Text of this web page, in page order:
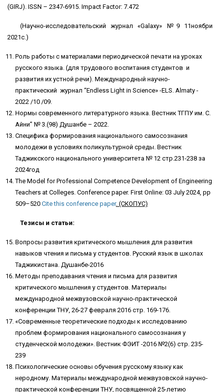
(GIRJ). ISSN – 2347-6915. Impact Factor: 7.472
(Научно-исследовательский журнал «Galaxy» №9 11ноябри
2021с.)
Роль работы с материалами периодической печати на уроках
русского языка. (для трудового воспитания студентов и
развития их устной речи). Международный научно-
практический журнал “Endless Light in Science» -ELS. Almaty -
2022 /10 /09.
Нормы современного литературного языка. Вестник ТГПУ им. С.
Айни” № 3.(98) Душанбе – 2022.
Специфика формирования национального самосознания
молодежи в условиях поликультурной среды. Вестник
Таджикского национального университета № 12 стр.231-238 за
2024год
The Model for Professional Competence Development of Engineering
Teachers at Colleges. Conference paper. First Online: 03 July 2024, pp
509–520 Cite this conference paper. (СКОПУС)
Тезисы и статьи:
Вопросы развития критического мышления для развития
навыков чтения и письма у студентов. Русский язык в школах
Таджикистана. Душанбе-2016
Методы преподавания чтения и письма для развития
критического мышления у студентов. Материалы
международной межвузовской научно-практической
конференции ТНУ, 26-27 февраля 2016 стр. 169-176.
«Современные теоретические подходы к исследованию
проблем формирования национального самосознания у
студенческой молодежи». Вестник ФЭИТ -2016 №2(6) стр. 235-
239
Психологические основы обучения русскому языку как
неродному. Материалы международной межвузовской научно-
практической конференции ТНУ, посвященной 25-летию